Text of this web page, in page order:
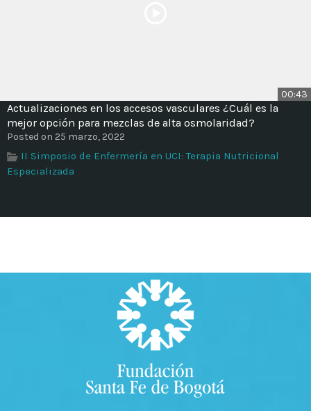
00:43
Actualizaciones en los accesos vasculares ¿Cuál es la
mejor opción para mezclas de alta osmolaridad?
Posted on 25 marzo, 2022
II Simposio de Enfermería en UCI: Terapia Nutricional
Especializada